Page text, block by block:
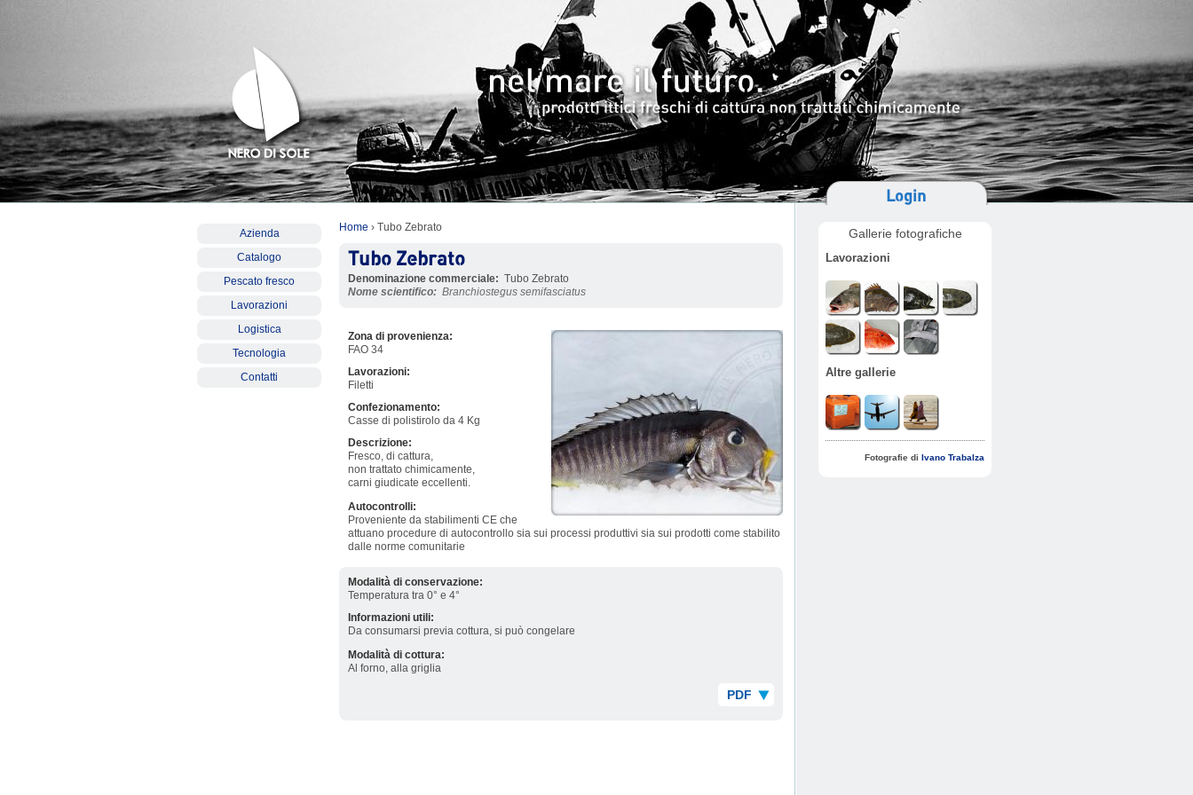
Login
Home › Tubo Zebrato
Tubo Zebrato
Denominazione commerciale: Tubo Zebrato
Nome scientifico: Branchiostegus semifasciatus
Zona di provenienza:
FAO 34
Lavorazioni:
Filetti
Confezionamento:
Casse di polistirolo da 4 Kg
Descrizione:
Fresco, di cattura,
non trattato chimicamente,
carni giudicate eccellenti.
Autocontrolli:
Proveniente da stabilimenti CE che
attuano procedure di autocontrollo sia sui processi produttivi sia sui prodotti come stabilito
dalle norme comunitarie
Modalità di conservazione:
Temperatura tra 0° e 4°
Informazioni utili:
Da consumarsi previa cottura, si può congelare
Modalità di cottura:
Al forno, alla griglia
PDF
Azienda
Catalogo
Pescato fresco
Lavorazioni
Logistica
Tecnologia
Contatti
Gallerie fotografiche
Lavorazioni
Altre gallerie
Fotografie di Ivano Trabalza